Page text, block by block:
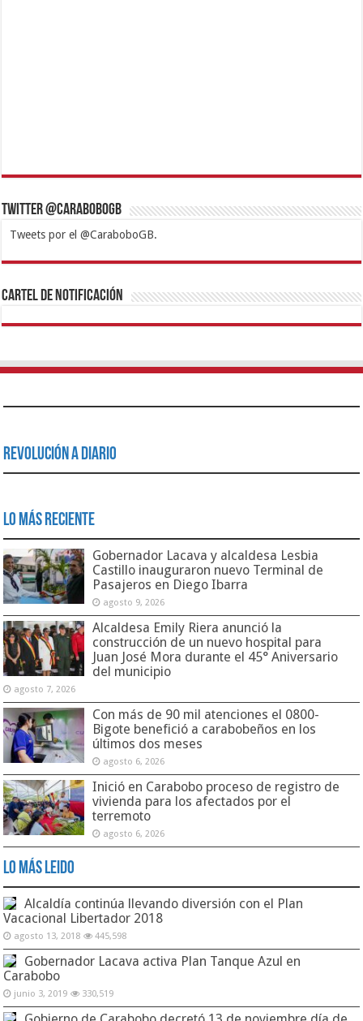
Twitter @CaraboboGB
Tweets por el @CaraboboGB.
1xbetBetturkeyBetistKralbetSupertotobetTipobetMatadorbetMariobet
https://mvbcasino.com/
Cartel de Notificación
Revolución a Diario
Lo Más Reciente
Gobernador Lacava y alcaldesa Lesbia
Castillo inauguraron nuevo Terminal de
Pasajeros en Diego Ibarra
agosto 9, 2026
Alcaldesa Emily Riera anunció la
construcción de un nuevo hospital para
Juan José Mora durante el 45° Aniversario
del municipio
agosto 7, 2026
Con más de 90 mil atenciones el 0800-
Bigote benefició a carabobeños en los
últimos dos meses
agosto 6, 2026
Inició en Carabobo proceso de registro de
vivienda para los afectados por el
terremoto
agosto 6, 2026
Lo Más Leido
Alcaldía continúa llevando diversión con el Plan
Vacacional Libertador 2018
agosto 13, 2018 445,598
Gobernador Lacava activa Plan Tanque Azul en
Carabobo
junio 3, 2019 330,519